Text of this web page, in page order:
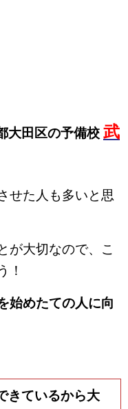
大田区の予備校 武
せた人も多いと思
が大切なので、こ
！
始めたての人に向
きているから大